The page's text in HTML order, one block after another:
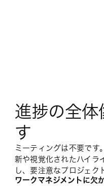
進捗の全体
す
ミーティングは不要です
新や視覚化されたハイラ
し、要注意なプロジェク
ワークマネジメントに欠